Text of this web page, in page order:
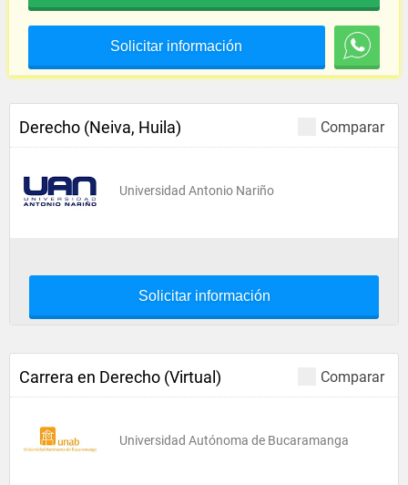
Solicitar información
Comparar
Derecho (Neiva, Huila)
Universidad Antonio Nariño
Solicitar información
Comparar
Carrera en Derecho (Virtual)
Universidad Autónoma de Bucaramanga